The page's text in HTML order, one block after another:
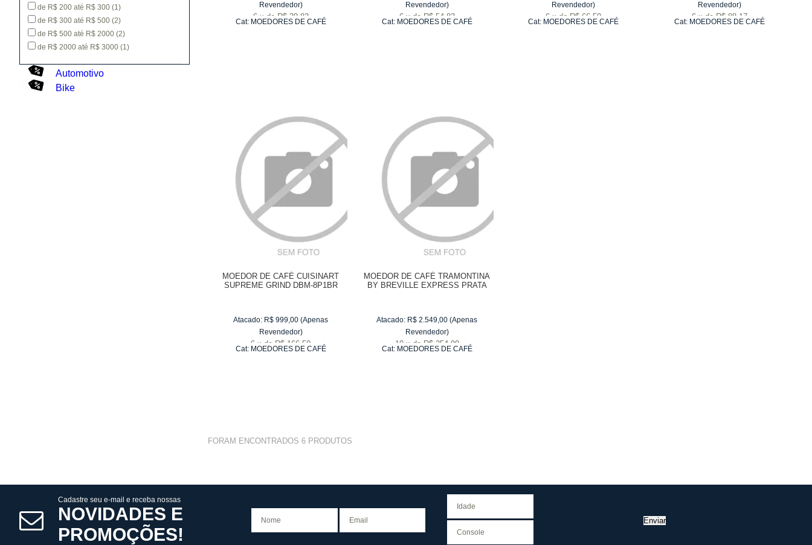
de R$ 200 até R$ 300 (1)
de R$ 300 até R$ 500 (2)
de R$ 500 até R$ 2000 (2)
de R$ 2000 até R$ 3000 (1)
Automotivo
Bike
Revendedor)
6 x de R$ 39,83
Cat: MOEDORES DE CAFÉ
Revendedor)
6 x de R$ 54,83
Cat: MOEDORES DE CAFÉ
Revendedor)
6 x de R$ 66,50
Cat: MOEDORES DE CAFÉ
Revendedor)
6 x de R$ 88,17
Cat: MOEDORES DE CAFÉ
MOEDOR DE CAFÉ CUISINART
SUPREME GRIND DBM-8P1BR
Atacado: R$ 999,00 (Apenas
Revendedor)
6 x de R$ 166,50
Cat: MOEDORES DE CAFÉ
MOEDOR DE CAFÉ TRAMONTINA
BY BREVILLE EXPRESS PRATA
Atacado: R$ 2.549,00 (Apenas
Revendedor)
10 x de R$ 254,90
Cat: MOEDORES DE CAFÉ
FORAM ENCONTRADOS 6PRODUTOS
Cadastre seu e-mail e receba nossas
NOVIDADES E
PROMOÇÕES!
Enviar